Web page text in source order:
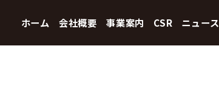
ホーム 会社概要 事業案内 CSR ニュース